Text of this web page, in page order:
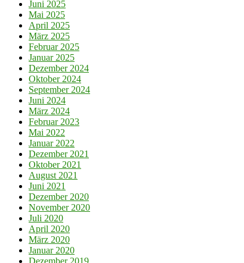
Juni 2025
Mai 2025
April 2025
März 2025
Februar 2025
Januar 2025
Dezember 2024
Oktober 2024
September 2024
Juni 2024
März 2024
Februar 2023
Mai 2022
Januar 2022
Dezember 2021
Oktober 2021
August 2021
Juni 2021
Dezember 2020
November 2020
Juli 2020
April 2020
März 2020
Januar 2020
Dezember 2019